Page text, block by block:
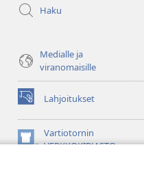
Haku
Medialle ja
viranomaisille
Lahjoitukset
(avaa
uuden
ikkunan)Vartiotornin
VERKKOKIRJASTO
(avaa